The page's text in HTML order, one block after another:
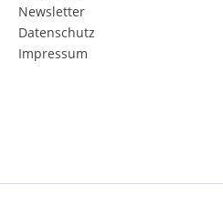
Newsletter
Datenschutz
Impressum